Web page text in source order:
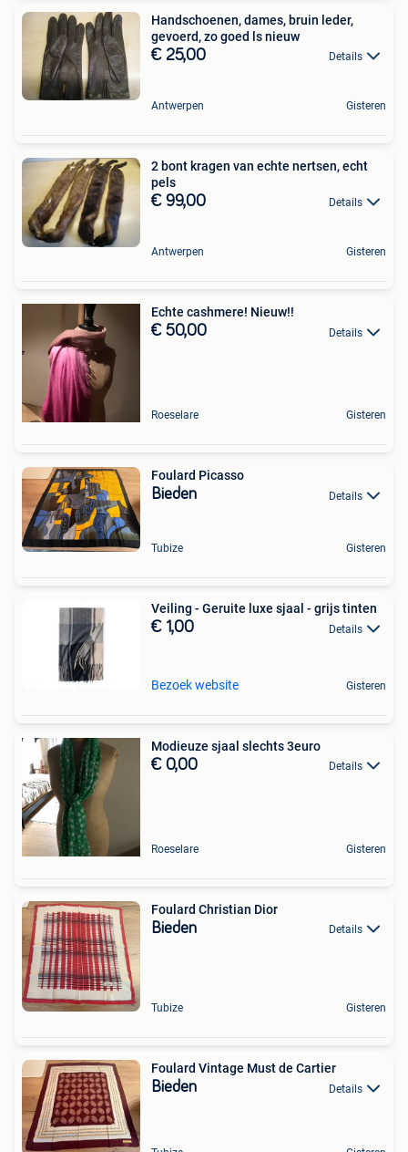
Handschoenen, dames, bruin leder,
gevoerd, zo goed ls nieuw
€ 25,00 Details
Antwerpen Gisteren
2 bont kragen van echte nertsen, echt
pels
€ 99,00 Details
Antwerpen Gisteren
Echte cashmere! Nieuw!!
€ 50,00 Details
Roeselare Gisteren
Foulard Picasso
Bieden Details
Tubize Gisteren
Veiling - Geruite luxe sjaal - grijs tinten
€ 1,00 Details
Bezoek website Gisteren
Modieuze sjaal slechts 3euro
€ 0,00 Details
Roeselare Gisteren
Foulard Christian Dior
Bieden Details
Tubize Gisteren
Foulard Vintage Must de Cartier
Bieden Details